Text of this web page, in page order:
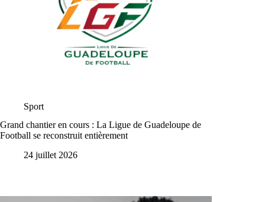
Sport
Grand chantier en cours : La Ligue de Guadeloupe de
Football se reconstruit entièrement
24 juillet 2026